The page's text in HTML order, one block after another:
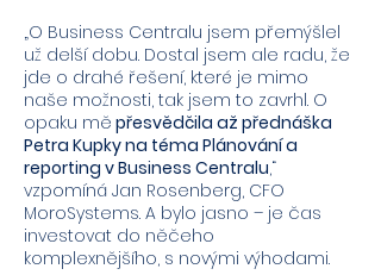
„O Business Centralu jsem přemýšlel
už delší dobu. Dostal jsem ale radu, že
jde o drahé řešení, které je mimo
naše možnosti, tak jsem to zavrhl. O
opaku mě přesvědčila až přednáška
Petra Kupky na téma Plánování a
reporting v Business Centralu,“
vzpomíná Jan Rosenberg, CFO
MoroSystems. A bylo jasno – je čas
investovat do něčeho
komplexnějšího, s novými výhodami.